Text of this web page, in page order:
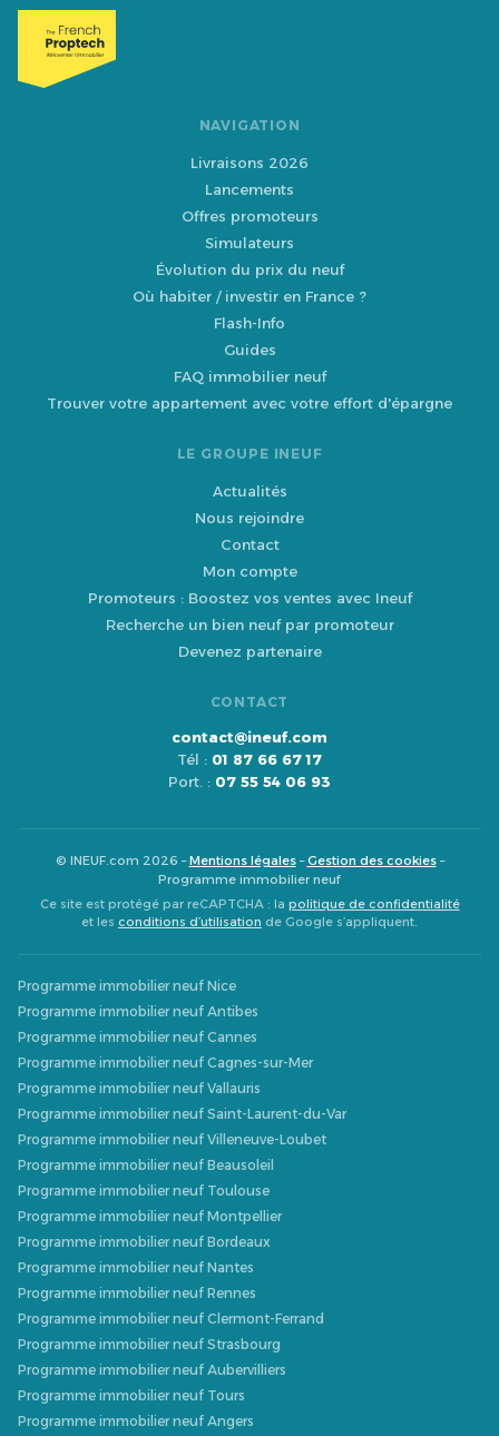
NAVIGATION
Livraisons 2026
Lancements
Offres promoteurs
Simulateurs
Évolution du prix du neuf
Où habiter / investir en France ?
Flash-Info
Guides
FAQ immobilier neuf
Trouver votre appartement avec votre effort d'épargne
LE GROUPE INEUF
Actualités
Nous rejoindre
Contact
Mon compte
Promoteurs : Boostez vos ventes avec Ineuf
Recherche un bien neuf par promoteur
Devenez partenaire
CONTACT
contact@ineuf.com
Tél : 01 87 66 67 17
Port. : 07 55 54 06 93
© INEUF.com 2026 –Mentions légales–Gestion des cookies–
Programme immobilier neuf
Ce site est protégé par reCAPTCHA : la politique de confidentialité
et les conditions d’utilisation de Google s’appliquent.
Programme immobilier neuf Nice
Programme immobilier neuf Antibes
Programme immobilier neuf Cannes
Programme immobilier neuf Cagnes-sur-Mer
Programme immobilier neuf Vallauris
Programme immobilier neuf Saint-Laurent-du-Var
Programme immobilier neuf Villeneuve-Loubet
Programme immobilier neuf Beausoleil
Programme immobilier neuf Toulouse
Programme immobilier neuf Montpellier
Programme immobilier neuf Bordeaux
Programme immobilier neuf Nantes
Programme immobilier neuf Rennes
Programme immobilier neuf Clermont-Ferrand
Programme immobilier neuf Strasbourg
Programme immobilier neuf Aubervilliers
Programme immobilier neuf Tours
Programme immobilier neuf Angers